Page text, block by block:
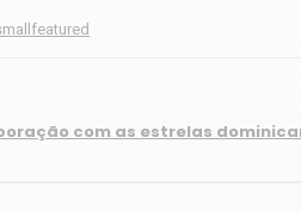
com as estrelas